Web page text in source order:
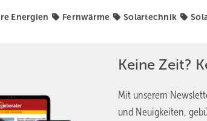
Energien Fernwärme Solartechnik
Keine Zeit?
Mit unserem
und Neuigkeiten,